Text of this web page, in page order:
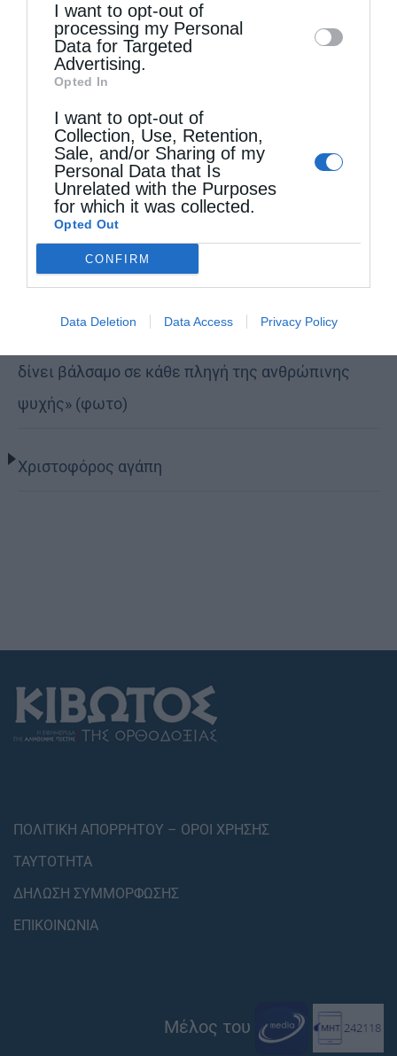
disclose it to other third parties.
I want to opt-out of
processing my Personal
Data for Targeted
Advertising.
Opted In
I want to opt-out of
Collection, Use, Retention,
Sale, and/or Sharing of my
Personal Data that Is
Unrelated with the Purposes
for which it was collected.
Opted Out
CONFIRM
Data Deletion Data Access Privacy Policy
Τελευταία άρθρα
Να είσαι μακρόθυμος
Η Καστοριά τίμησε τον προστάτη των παιδιών
της, Άγιο Νικάνορα τον Θαυματουργό (ΦΩΤΟ-
ΒΙΝΤΕΟ)
Η Εορτή της Μεταμορφώσεως στην Κέρκυρα
δίνει βάλσαμο σε κάθε πληγή της ανθρώπινης
ψυχής» (φωτο)
Χριστοφόρος αγάπη
ΠΟΛΙΤΙΚΗ ΑΠΟΡΡΗΤΟΥ – ΟΡΟΙ ΧΡΗΣΗΣ
ΤΑΥΤΟΤΗΤΑ
ΔΗΛΩΣΗ ΣΥΜΜΟΡΦΩΣΗΣ
ΕΠΙΚΟΙΝΩΝΙΑ
Μέλος του